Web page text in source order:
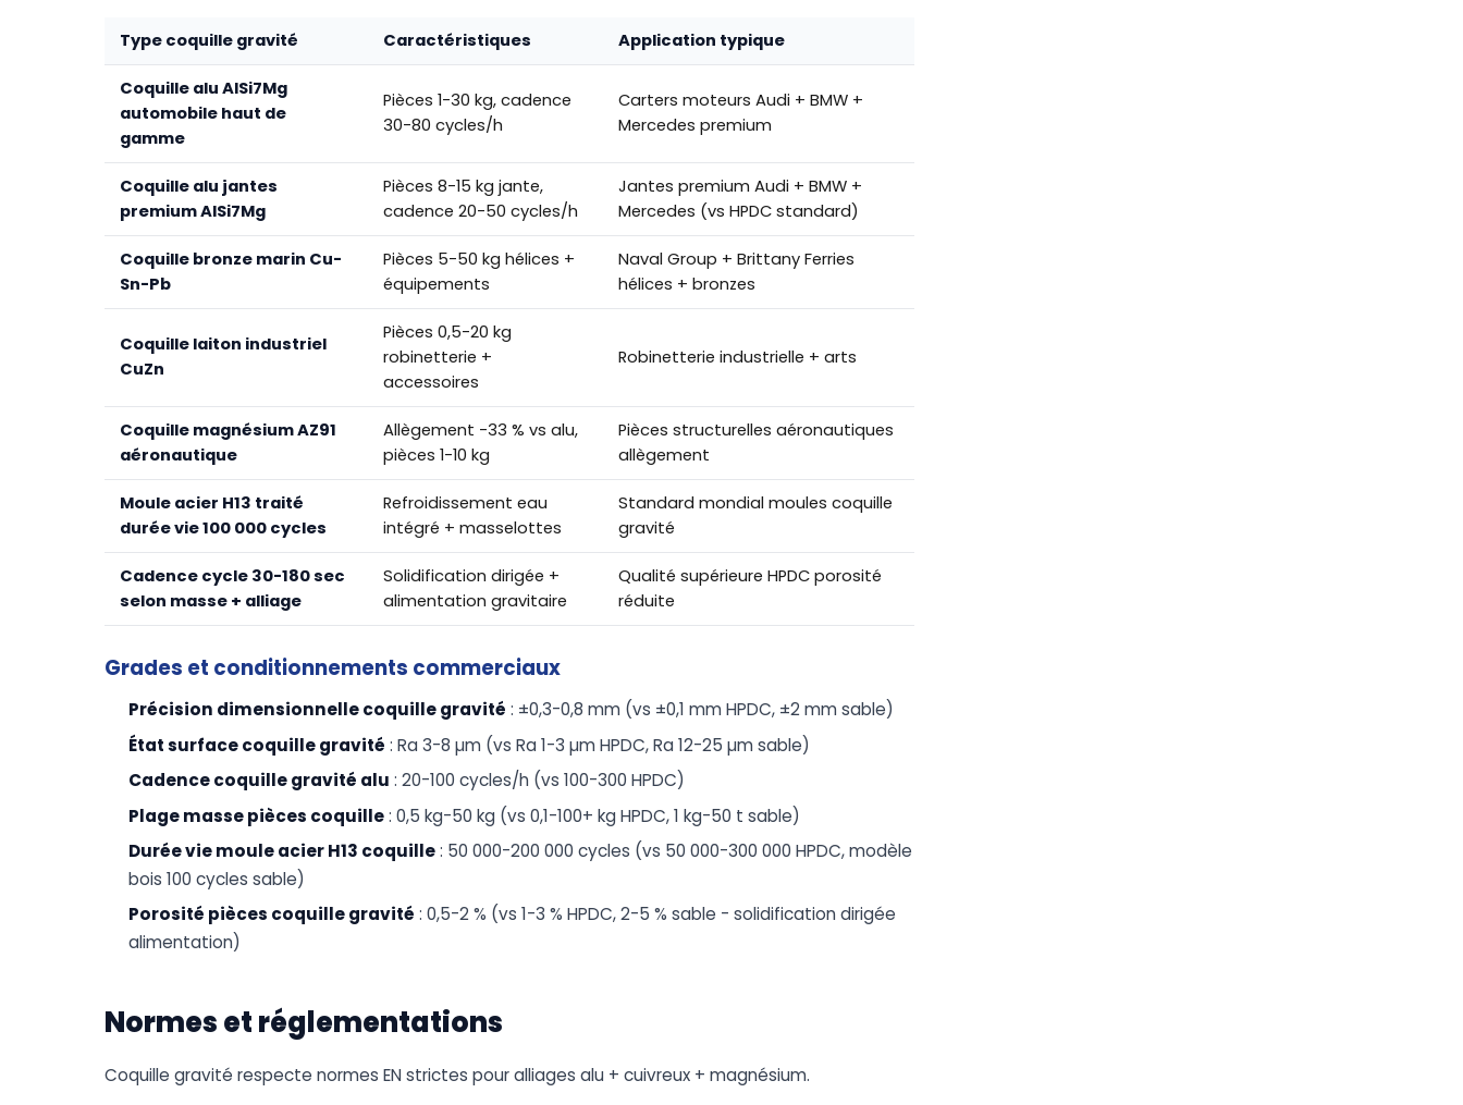
Type coquille gravité Caractéristiques Application typique
Coquille alu AlSi7Mg
automobile haut de
gamme
Pièces 1-30 kg, cadence
30-80 cycles/h
Carters moteurs Audi + BMW +
Mercedes premium
Coquille alu jantes
premium AlSi7Mg
Pièces 8-15 kg jante,
cadence 20-50 cycles/h
Jantes premium Audi + BMW +
Mercedes (vs HPDC standard)
Coquille bronze marin Cu-
Sn-Pb
Pièces 5-50 kg hélices +
équipements
Naval Group + Brittany Ferries
hélices + bronzes
Coquille laiton industriel
CuZn
Pièces 0,5-20 kg
robinetterie +
accessoires
Robinetterie industrielle + arts
Coquille magnésium AZ91
aéronautique
Allègement -33 % vs alu,
pièces 1-10 kg
Pièces structurelles aéronautiques
allègement
Moule acier H13 traité
durée vie 100 000 cycles
Refroidissement eau
intégré + masselottes
Standard mondial moules coquille
gravité
Cadence cycle 30-180 sec
selon masse + alliage
Solidification dirigée +
alimentation gravitaire
Qualité supérieure HPDC porosité
réduite
Grades et conditionnements commerciaux
Précision dimensionnelle coquille gravité : ±0,3-0,8 mm (vs ±0,1 mm HPDC, ±2 mm sable)
État surface coquille gravité : Ra 3-8 µm (vs Ra 1-3 µm HPDC, Ra 12-25 µm sable)
Cadence coquille gravité alu : 20-100 cycles/h (vs 100-300 HPDC)
Plage masse pièces coquille: 0,5 kg-50 kg (vs 0,1-100+ kg HPDC, 1 kg-50 t sable)
Durée vie moule acier H13 coquille: 50 000-200 000 cycles (vs 50 000-300 000 HPDC, modèle
bois 100 cycles sable)
Porosité pièces coquille gravité : 0,5-2 % (vs 1-3 % HPDC, 2-5 % sable - solidification dirigée
alimentation)
Normes et réglementations
Coquille gravité respecte normes EN strictes pour alliages alu + cuivreux + magnésium.